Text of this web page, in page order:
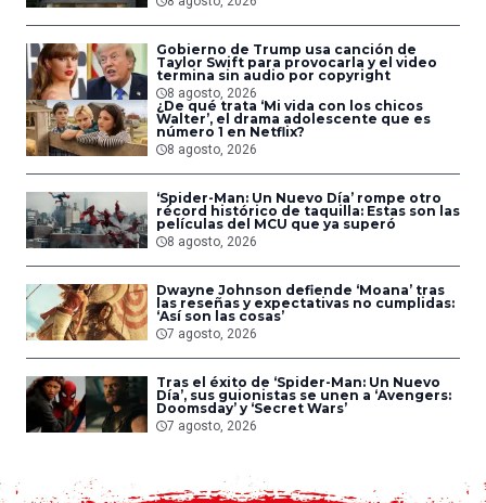
Gobierno de Trump usa canción de
Taylor Swift para provocarla y el video
termina sin audio por copyright
8 agosto, 2026
¿De qué trata ‘Mi vida con los chicos
Walter’, el drama adolescente que es
número 1 en Netflix?
8 agosto, 2026
‘Spider-Man: Un Nuevo Día’ rompe otro
récord histórico de taquilla: Estas son las
películas del MCU que ya superó
8 agosto, 2026
Dwayne Johnson defiende ‘Moana’ tras
las reseñas y expectativas no cumplidas:
‘Así son las cosas’
7 agosto, 2026
Tras el éxito de ‘Spider-Man: Un Nuevo
Día’, sus guionistas se unen a ‘Avengers:
Doomsday’ y ‘Secret Wars’
7 agosto, 2026